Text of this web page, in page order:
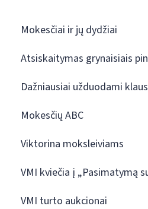
Mokesčiai ir jų dydžiai
Atsiskaitymas grynaisiais
Dažniausiai užduodami
Mokesčių ABC
Viktorina moksleiviams
VMI kviečia į „Pasimatymą
VMI turto aukcionai